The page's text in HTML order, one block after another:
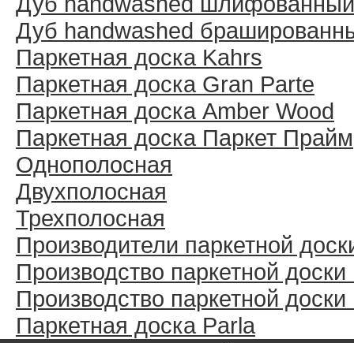
Дуб handwashed
Паркетная доска Kahrs
Паркетная доска Gran Parte
Паркетная доска Amber Wood
Паркетная доска Паркет Прайм
Однополосная
Двухполосная
Трехполосная
Производители паркетной
Производство паркетной
Производство паркетной
Паркетная доска Parla